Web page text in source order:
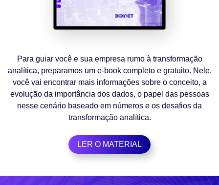
Para guiar você e sua empresa rumo à transformação
analítica, preparamos um e-book completo e gratuito. Nele,
você vai encontrar mais informações sobre o conceito, a
evolução da importância dos dados, o papel das pessoas
nesse cenário baseado em números e os desafios da
transformação analítica.
LER O MATERIAL